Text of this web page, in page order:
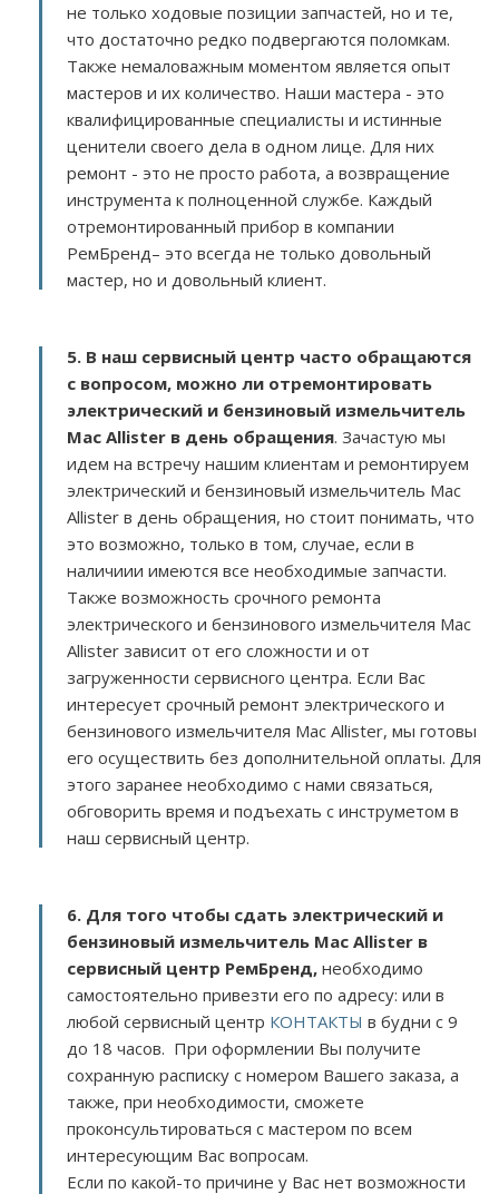
не только ходовые позиции запчастей, но и те,
что достаточно редко подвергаются поломкам.
Также немаловажным моментом является опыт
мастеров и их количество. Наши мастера - это
квалифицированные специалисты и истинные
ценители своего дела в одном лице. Для них
ремонт - это не просто работа, а возвращение
инструмента к полноценной службе. Каждый
отремонтированный прибор в компании
РемБренд– это всегда не только довольный
мастер, но и довольный клиент.
5. В наш сервисный центр часто обращаются
с вопросом, можно ли отремонтировать
электрический и бензиновый измельчитель
Mac Allister в день обращения. Зачастую мы
идем на встречу нашим клиентам и ремонтируем
электрический и бензиновый измельчитель Mac
Allister в день обращения, но стоит понимать, что
это возможно, только в том, случае, если в
наличиии имеются все необходимые запчасти.
Также возможность срочного ремонта
электрического и бензинового измельчителя Mac
Allister зависит от его сложности и от
загруженности сервисного центра. Если Вас
интересует срочный ремонт электрического и
бензинового измельчителя Mac Allister, мы готовы
его осуществить без дополнительной оплаты. Для
этого заранее необходимо с нами связаться,
обговорить время и подъехать с инструметом в
наш сервисный центр.
6. Для того чтобы сдать электрический и
бензиновый измельчитель Mac Allister в
сервисный центр РемБренд, необходимо
самостоятельно привезти его по адресу: или в
любой сервисный центр КОНТАКТЫ в будни с 9
до 18 часов. При оформлении Вы получите
сохранную расписку с номером Вашего заказа, а
также, при необходимости, сможете
проконсультироваться с мастером по всем
интересующим Вас вопросам.
Если по какой-то причине у Вас нет возможности